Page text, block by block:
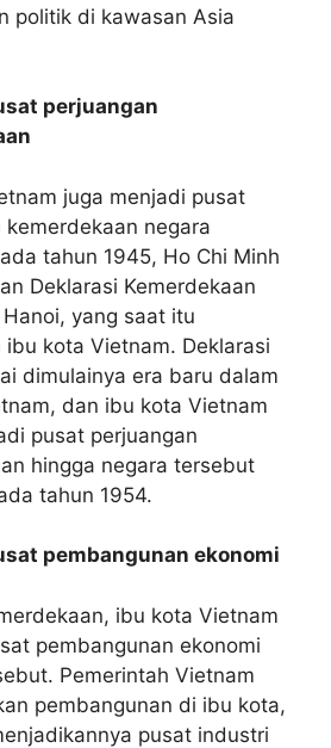
politik di kawasan Asia
perjuangan
juga menjadi pusat
kemerdekaan negara
tahun 1945, Ho Chi Minh
Deklarasi Kemerdekaan
yang saat itu
ibu kota Vietnam. Deklarasi
dimulainya era baru dalam
dan ibu kota Vietnam
pusat perjuangan
hingga negara tersebut
tahun 1954.
pembangunan ekonomi
ibu kota Vietnam
pembangunan ekonomi
Pemerintah Vietnam
pembangunan di ibu kota,
pusat industri